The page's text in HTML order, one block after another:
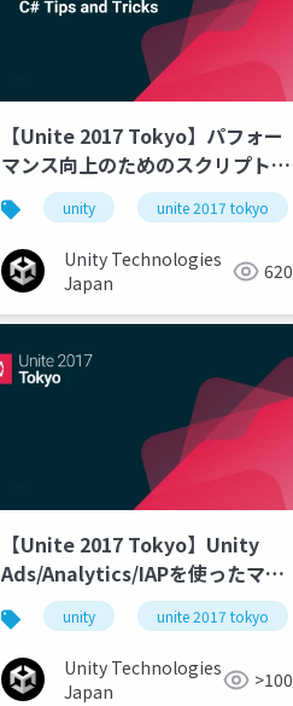
【Unite 2017 Tokyo】パフォー
マンス向上のためのスクリプトの
ベストプラクティス
unity unite 2017 tokyo
Unity Technologies
Japan
620
【Unite 2017 Tokyo】Unity
Ads/Analytics/IAPを使ったマネ
タイゼーションの最適化とベスト
プラクティス
unity unite 2017 tokyo
Unity Technologies
Japan
>100